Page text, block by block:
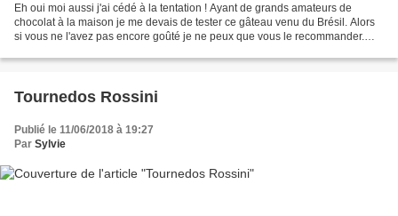
Eh oui moi aussi j'ai cédé à la tentation ! Ayant de grands amateurs de
chocolat à la maison je me devais de tester ce gâteau venu du Brésil. Alors
si vous ne l'avez pas encore goûté je ne peux que vous le recommander.
Tournedos Rossini
Publié le 11/06/2018 à 19:27
Par Sylvie